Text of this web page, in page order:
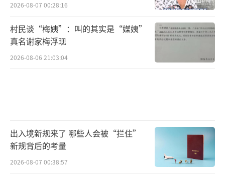
2026-08-07 00:28:16
村民谈“梅姨”：叫的其实是“媒姨”
真名谢家梅浮现
2026-08-06 21:03:04
出入境新规来了 哪些人会被“拦住”
新规背后的考量
2026-08-07 00:38:57